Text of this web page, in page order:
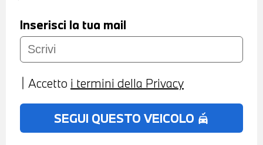
SERVICES - CHIAMATA DI EMERGENZA -
CLIMATIZZATORE AUTOMATICO BIZONA -
RETROVISORE INTERNO
CENTRALE ANTERIORE - POSSIBILITA' DI
PROVA - POSSIBILITA' DI PERMUTA -
POSSIBILITA' DI LEASING O
Inserisci la tua mail
Accetto i termini della Privacy
SEGUI QUESTO VEICOLO no_crash